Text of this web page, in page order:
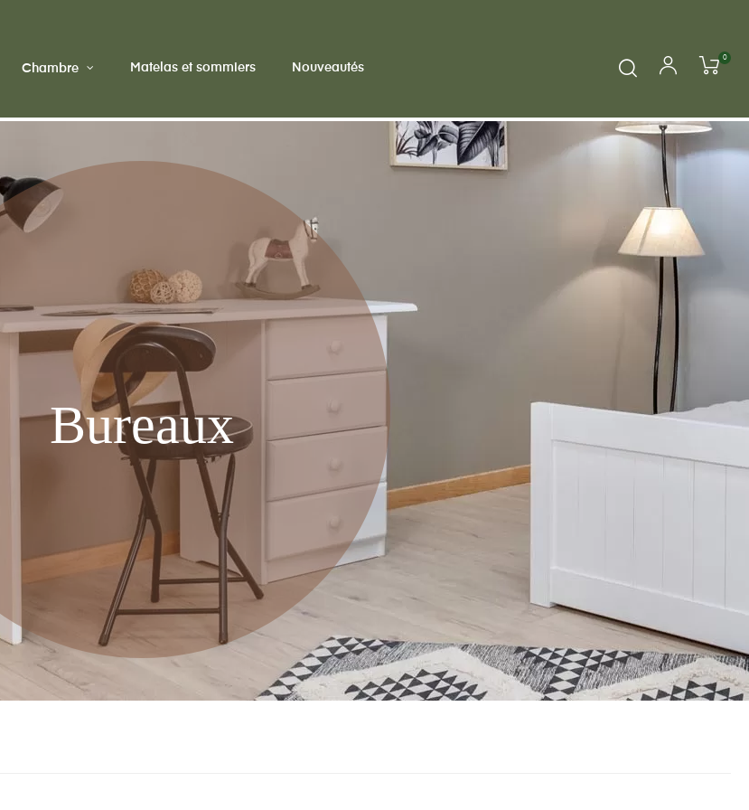
Chambre Matelas et sommiers Nouveautés
0
Bureaux